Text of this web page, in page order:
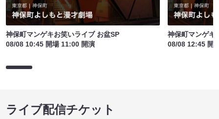
神保町マンゲキお笑いライブ お盆SP
08/08 10:45 開場 11:00 開演
神保町マンゲキ
08/08 12:45 開
ライブ配信チケット